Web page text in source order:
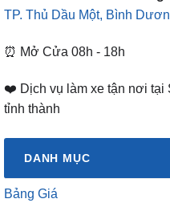
⏰ Mở Cửa 08h - 18h
❤️ Dịch vụ làm xe tận nơi tại
DANH MỤC
Bảng Giá
Bảng Giá Màn Hình Android